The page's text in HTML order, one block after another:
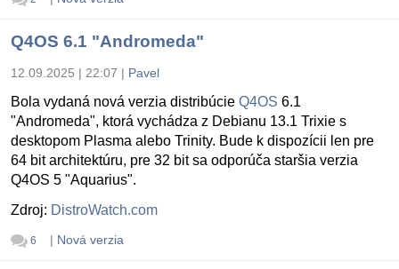
Q4OS 6.1 "Andromeda"
12.09.2025 | 22:07 | Pavel
Bola vydaná nová verzia distribúcie Q4OS 6.1
"Andromeda", ktorá vychádza z Debianu 13.1 Trixie s
desktopom Plasma alebo Trinity. Bude k dispozícii len pre
64 bit architektúru, pre 32 bit sa odporúča staršia verzia
Q4OS 5 "Aquarius".
Zdroj: DistroWatch.com
6 | Nová verzia